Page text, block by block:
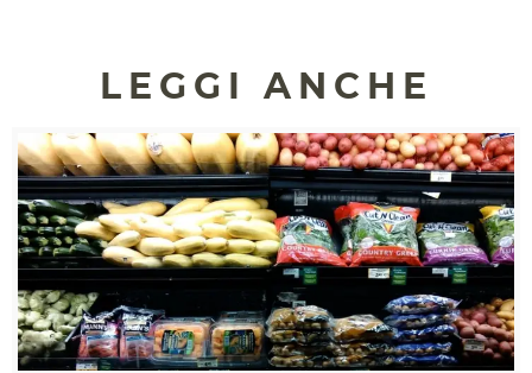
LEGGI ANCHE